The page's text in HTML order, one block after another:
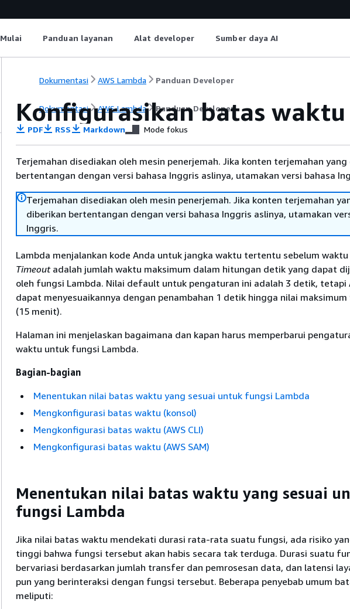
Mulai Panduan layanan Alat developer Sumber daya AI
Dokumentasi AWS Lambda Panduan Developer
Dokumentasi AWS Lambda Panduan Developer
Konfigurasikan batas
PDF RSS Markdown Mode fokus
Terjemahan disediakan oleh mesin penerjemah. Jika konten terjemahan yang
bertentangan dengan versi bahasa Inggris aslinya, utamakan versi bahasa
Terjemahan disediakan oleh mesin penerjemah. Jika konten terjemahan
diberikan bertentangan dengan versi bahasa Inggris aslinya, utamakan
Inggris.
Lambda menjalankan kode Anda untuk jangka waktu tertentu sebelum waktu
Timeoutadalah jumlah waktu maksimum dalam hitungan detik yang dapat
oleh fungsi Lambda. Nilai default untuk pengaturan ini adalah 3 detik, tetapi
dapat menyesuaikannya dengan penambahan 1 detik hingga nilai
(15 menit).
Halaman ini menjelaskan bagaimana dan kapan harus memperbarui
waktu untuk fungsi Lambda.
Bagian-bagian
Menentukan nilai batas waktu yang sesuai untuk fungsi Lambda
Mengkonfigurasi batas waktu (konsol)
Mengkonfigurasi batas waktu (AWS CLI)
Mengkonfigurasi batas waktu (AWS SAM)
Menentukan nilai batas waktu yang sesuai
fungsi Lambda
Jika nilai batas waktu mendekati durasi rata-rata suatu fungsi, ada risiko
tinggi bahwa fungsi tersebut akan habis secara tak terduga. Durasi suatu
bervariasi berdasarkan jumlah transfer dan pemrosesan data, dan latensi
pun yang berinteraksi dengan fungsi tersebut. Beberapa penyebab umum
meliputi: